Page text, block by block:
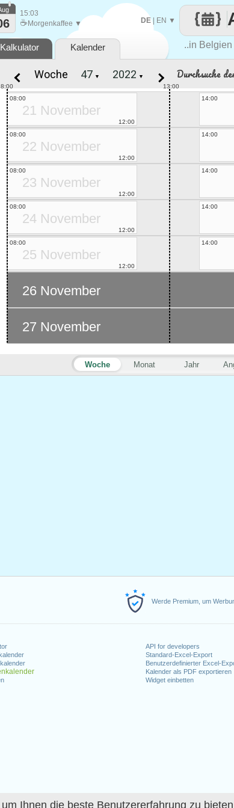
Ihnen die beste Benutzererfahrung zu
Werde Premium, um
API for developers
Standard-Excel-Export
Benutzerdefinierter Excel-
Kalender als PDF exportieren
Widget einbetten
..in Belgien
DE| EN ▼
15:03
☕ Morgenkaffee ▼
Kalkulator Kalender
Woche Monat Jahr
Woche ▼ ▼ Durchsuche
13:00
8:00
21 November
08:00
12:00
14:00
22 November
08:00
12:00
14:00
23 November
08:00
12:00
14:00
24 November
08:00
12:00
14:00
25 November
08:00
12:00
14:00
26 November
27 November